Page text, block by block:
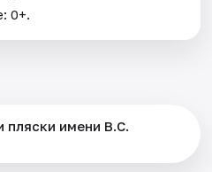
0+.
пляски имени В.С.